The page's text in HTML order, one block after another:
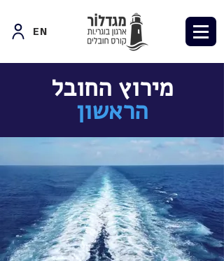
EN
מירוץ החובל
הראשון